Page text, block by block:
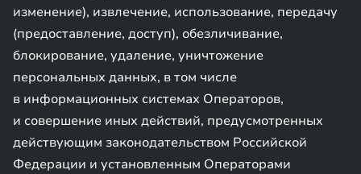
изменение), извлечение, использование, передачу
(предоставление, доступ), обезличивание,
блокирование, удаление, уничтожение
персональных данных, в том числе
в информационных системах Операторов,
и совершение иных действий, предусмотренных
действующим законодательством Российской
Федерации и установленным Операторами